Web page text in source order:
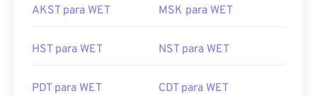
AKST para WET MSK para WET
HST para WET NST para WET
PDT para WET CDT para WET